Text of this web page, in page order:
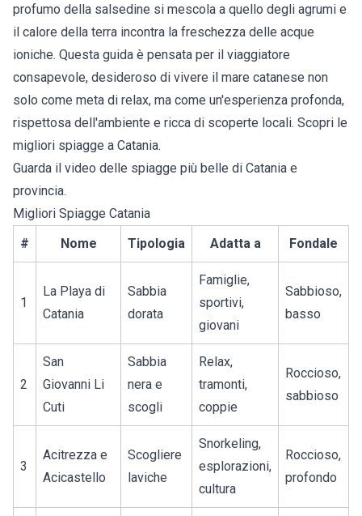
profumo della salsedine si mescola a quello degli agrumi e
il calore della terra incontra la freschezza delle acque
ioniche. Questa guida è pensata per il viaggiatore
consapevole, desideroso di vivere il mare catanese non
solo come meta di relax, ma come un'esperienza profonda,
rispettosa dell'ambiente e ricca di scoperte locali. Scopri le
migliori spiagge a Catania.
Guarda il video delle spiagge più belle di Catania e
provincia.
Migliori Spiagge Catania
#
Nome Tipologia Adatta a Fondale
1
La Playa di
Catania
Sabbia
dorata
Famiglie,
sportivi,
giovani
Sabbioso,
basso
2
San
Giovanni Li
Cuti
Sabbia
nera e
scogli
Relax,
tramonti,
coppie
Roccioso,
sabbioso
3
Acitrezza e
Acicastello
Scogliere
laviche
Snorkeling,
esplorazioni,
cultura
Roccioso,
profondo